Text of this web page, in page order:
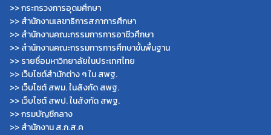
>>กระทรวงการอุดมศึกษา
>>สำนักงานเลขาธิการสภาการศึกษา
>>สำนักงานคณะกรรมการการอาชีวศึกษา
>>สำนักงานคณะกรรมการการศึกษาขั้นพื้นฐาน
>>รายชื่อมหาวิทยาลัยในประเทศไทย
>>เว็บไซต์สำนักต่าง ๆ ใน สพฐ.
>>เว็บไซต์ สพม. ในสังกัด สพฐ.
>>เว็บไซต์ สพป. ในสังกัด สพฐ.
>>กรมบัญชีกลาง
>>สำนักงาน ส.ก.ส.ค